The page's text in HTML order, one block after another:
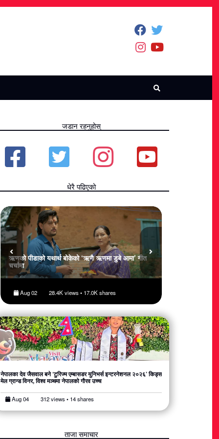
जडान रहनुहोस्
धेरै पढिएको
ऋणको पीडाको यथार्थ बोकेको ‘ऋणै ऋणमा डुबे आमा’ गीत
चर्चामा
Aug 02 28.4K views • 17.0K shares
नेपालका देव जैसवाल बने ‘टुरिज्म एम्बासडर युनिभर्स इन्टरनेशनल २०२६’ किड्स
मेल ग्रान्ड विनर, विश्व मञ्चमा नेपालको गौरव उच्च
Aug 04 312 views • 14 shares
ताजा समाचार